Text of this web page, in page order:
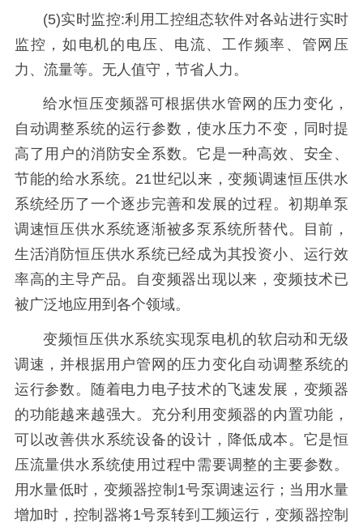
(5)实时监控:利用工控组态软件对各站进行实时
监控，如电机的电压、电流、工作频率、管网压
力、流量等。无人值守，节省人力。
给水恒压变频器可根据供水管网的压力变化，
自动调整系统的运行参数，使水压力不变，同时提
高了用户的消防安全系数。它是一种高效、安全、
节能的给水系统。21世纪以来，变频调速恒压供水
系统经历了一个逐步完善和发展的过程。初期单泵
调速恒压供水系统逐渐被多泵系统所替代。目前，
生活消防恒压供水系统已经成为其投资小、运行效
率高的主导产品。自变频器出现以来，变频技术已
被广泛地应用到各个领域。
变频恒压供水系统实现泵电机的软启动和无级
调速，并根据用户管网的压力变化自动调整系统的
运行参数。随着电力电子技术的飞速发展，变频器
的功能越来越强大。充分利用变频器的内置功能，
可以改善供水系统设备的设计，降低成本。它是恒
压流量供水系统使用过程中需要调整的主要参数。
用水量低时，变频器控制1号泵调速运行；当用水量
增加时，控制器将1号泵转到工频运行，变频器控制